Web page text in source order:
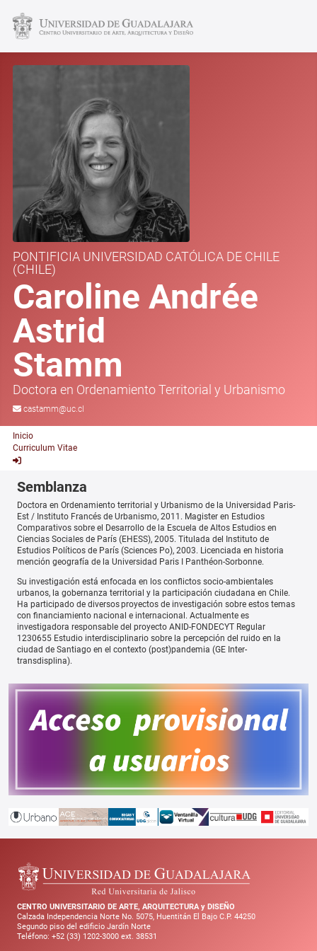
PONTIFICIA UNIVERSIDAD CATÓLICA DE CHILE
(CHILE)
Caroline Andrée
Astrid
Stamm
Doctora en Ordenamiento Territorial y Urbanismo
castamm@uc.cl
Inicio
Curriculum Vitae
Semblanza
Doctora en Ordenamiento territorial y Urbanismo de la Universidad Paris-
Est / Instituto Francés de Urbanismo, 2011. Magister en Estudios
Comparativos sobre el Desarrollo de la Escuela de Altos Estudios en
Ciencias Sociales de París (EHESS), 2005. Titulada del Instituto de
Estudios Políticos de París (Sciences Po), 2003. Licenciada en historia
mención geografía de la Universidad Paris I Panthéon-Sorbonne.
Su investigación está enfocada en los conflictos socio-ambientales
urbanos, la gobernanza territorial y la participación ciudadana en Chile.
Ha participado de diversos proyectos de investigación sobre estos temas
con financiamiento nacional e internacional. Actualmente es
investigadora responsable del proyecto ANID-FONDECYT Regular
1230655 Estudio interdisciplinario sobre la percepción del ruido en la
ciudad de Santiago en el contexto (post)pandemia (GE Inter-
transdisplina).
CENTRO UNIVERSITARIO DE ARTE, ARQUITECTURA y DISEÑO
Calzada Independencia Norte No. 5075, Huentitán El Bajo C.P. 44250
Segundo piso del edificio Jardín Norte
Teléfono: +52 (33) 1202-3000 ext. 38531